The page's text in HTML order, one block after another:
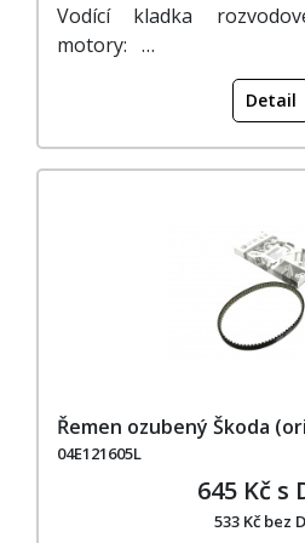
Vodící kladka
motory: …
Detail
Řemen ozubený Škoda
04E121605L
645 Kč s
533 Kč bez